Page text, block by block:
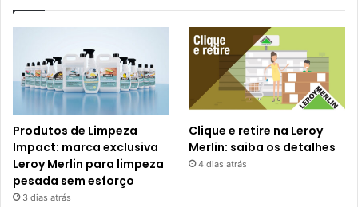
Produtos de Limpeza
Impact: marca exclusiva
Leroy Merlin para limpeza
pesada sem esforço
3 dias atrás
Clique e retire na Leroy
Merlin: saiba os detalhes
4 dias atrás